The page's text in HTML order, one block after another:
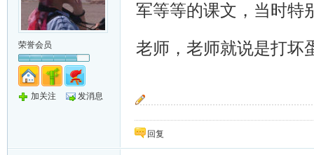
荣誉会员
加关注 发消息
军等等的课文，当时特
老师，老师就说是打坏
金雀银雀飞起来~~~
回复